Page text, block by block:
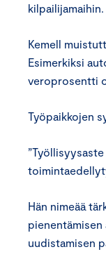
Kemell
Esimerkiksi
veroprosentti
Työpaikkojen
Hän nimeää
uudistamisen